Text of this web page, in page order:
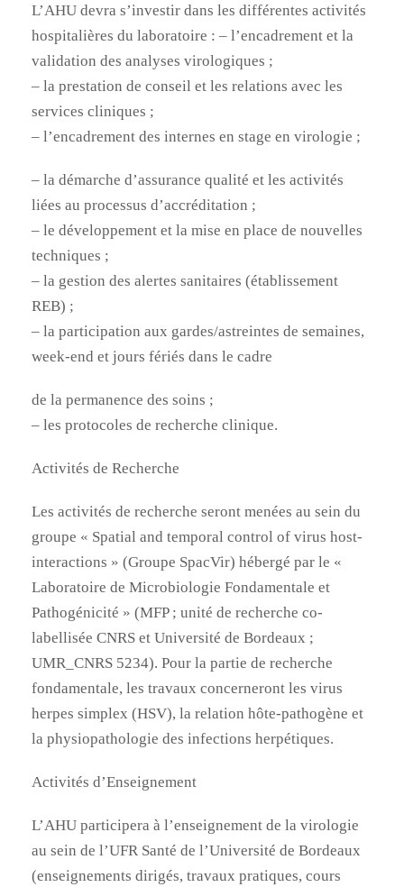
L’AHU devra s’investir dans les différentes activités
hospitalières du laboratoire : – l’encadrement et la
validation des analyses virologiques ;
– la prestation de conseil et les relations avec les
services cliniques ;
– l’encadrement des internes en stage en virologie ;
– la démarche d’assurance qualité et les activités
liées au processus d’accréditation ;
– le développement et la mise en place de nouvelles
techniques ;
– la gestion des alertes sanitaires (établissement
REB) ;
– la participation aux gardes/astreintes de semaines,
week-end et jours fériés dans le cadre
de la permanence des soins ;
– les protocoles de recherche clinique.
Activités de Recherche
Les activités de recherche seront menées au sein du
groupe « Spatial and temporal control of virus host-
interactions » (Groupe SpacVir) hébergé par le «
Laboratoire de Microbiologie Fondamentale et
Pathogénicité » (MFP ; unité de recherche co-
labellisée CNRS et Université de Bordeaux ;
UMR_CNRS 5234). Pour la partie de recherche
fondamentale, les travaux concerneront les virus
herpes simplex (HSV), la relation hôte-pathogène et
la physiopathologie des infections herpétiques.
Activités d’Enseignement
L’AHU participera à l’enseignement de la virologie
au sein de l’UFR Santé de l’Université de Bordeaux
(enseignements dirigés, travaux pratiques, cours